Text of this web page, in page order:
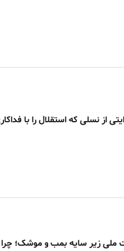
از نسلی که استقلال را با
زیر سایه بمب و موشک؛ چرا